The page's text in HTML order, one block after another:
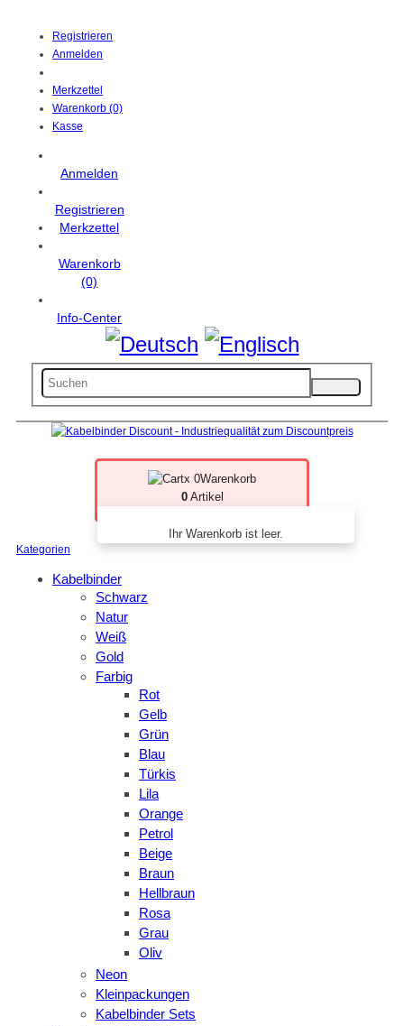
Registrieren
Anmelden
Merkzettel
Warenkorb (0)
Kasse
Anmelden
Registrieren
Merkzettel
Warenkorb
(0)
Info-Center
x 0Warenkorb
0Artikel
Ihr Warenkorb ist leer.
Kategorien
Kabelbinder
Schwarz
Natur
Weiß
Gold
Farbig
Rot
Gelb
Grün
Blau
Türkis
Lila
Orange
Petrol
Beige
Braun
Hellbraun
Rosa
Grau
Oliv
Neon
Kleinpackungen
Kabelbinder Sets